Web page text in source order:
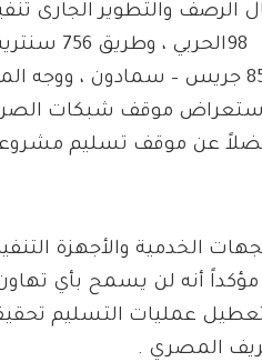
الرصف والتطوير الجارى
الطرق بنطاق مركزى أشمون والشهداء، ومنها
الفرعونية وطريق 16من مزلقان العراقية وحتى عمروس وطريق 850 جريس –
تم استعراض موقف شبكات
فضلاً عن موقف تسليم
الخدمية والأجهزة
أنه لن يسمح بأي
عمليات التسليم
المصري .